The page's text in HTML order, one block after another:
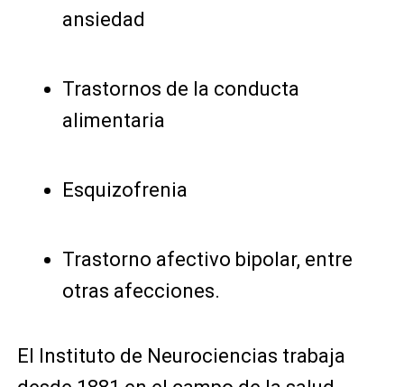
ansiedad
Trastornos de la conducta
alimentaria
Esquizofrenia
Trastorno afectivo bipolar, entre
otras afecciones.
El Instituto de Neurociencias trabaja